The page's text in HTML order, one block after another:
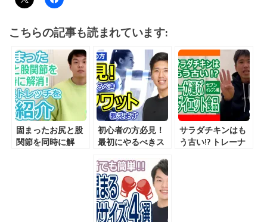
こちらの記事も読まれています:
固まったお尻と股
関節を同時に解
初心者の方必見！
最初にやるべきス
す！
サラダチキンはも
う古い!? トレーナ